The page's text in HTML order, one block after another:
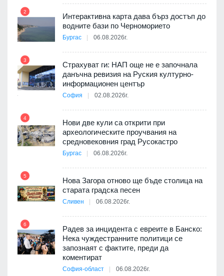
2
Интерактивна карта дава бърз достъп до
водните бази по Черноморието
Бургас 06.08.2026г.
3
Страхуват ги: НАП още не е започнала
данъчна ревизия на Руския културно-
информационен център
София 02.08.2026г.
4
Нови две кули са открити при
археологическите проучвания на
средновековния град Русокастро
Бургас 06.08.2026г.
5
Нова Загора отново ще бъде столица на
старата градска песен
Сливен 06.08.2026г.
6
Радев за инцидента с евреите в Банско:
Нека чуждестранните политици се
запознаят с фактите, преди да
коментират
София-област 06.08.2026г.